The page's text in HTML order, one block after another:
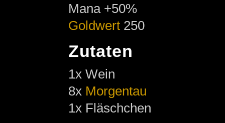
Mana +50%
Goldwert250
Zutaten
1x Wein
8x Morgentau
1x Fläschchen